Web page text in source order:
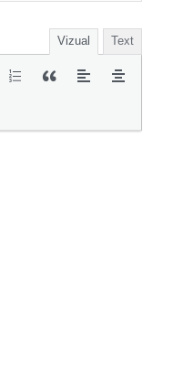
Vizual Text